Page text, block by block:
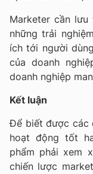
Marketer cần
những trải
ích tới người
của doanh
doanh nghiệp
Kết luận
Để biết được các
hoạt động tốt
phẩm phải xem
chiến lược